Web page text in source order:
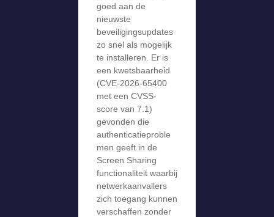
goed aan de
nieuwste
beveiligingsupdates
zo snel als mogelijk
te installeren. Er is
een kwetsbaarheid
(CVE-2026-65400
met een CVSS-
score van 7.1)
gevonden die
authenticatieproble
men geeft in de
Screen Sharing
functionaliteit waarbij
netwerkaanvallers
zich toegang kunnen
verschaffen zonder